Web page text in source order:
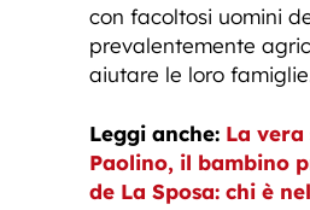
con facoltosi uomini
prevalentemente
aiutare le loro
Leggi anche: La
Paolino, il bambino
de La Sposa: chi è